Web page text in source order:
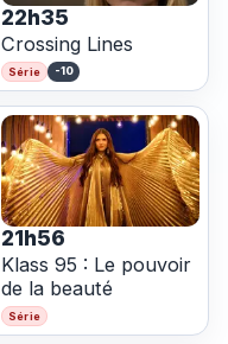
22h35
Crossing Lines
Série -10
21h56
Klass 95 : Le pouvoir
de la beauté
Série